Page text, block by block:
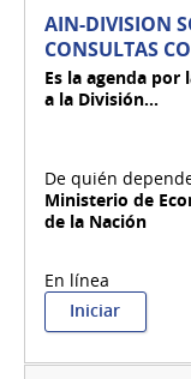
Estados
Agenda
AIN-DIVISION
CONSULTAS
Es la agenda
a la División...
Ministerio de
de la Nación
Iniciar:
AIN-